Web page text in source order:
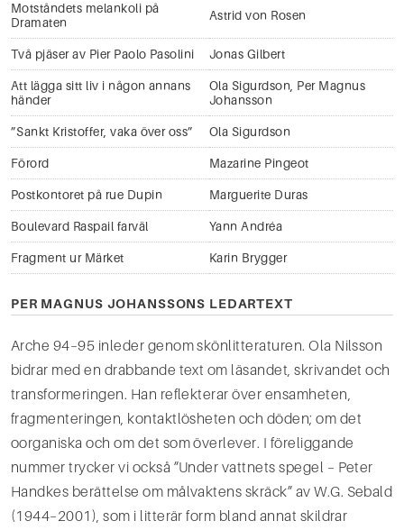
Motståndets melankoli på
Dramaten
Astrid von Rosen
Två pjäser av Pier Paolo Pasolini Jonas Gilbert
Att lägga sitt liv i någon annans
händer
Ola Sigurdson, Per Magnus
Johansson
”Sankt Kristoffer, vaka över oss” Ola Sigurdson
Förord Mazarine Pingeot
Postkontoret på rue Dupin Marguerite Duras
Boulevard Raspail farväl Yann Andréa
Fragment ur Märket Karin Brygger
PER MAGNUS JOHANSSONS LEDARTEXT
Arche 94–95 inleder genom skönlitteraturen. Ola Nilsson
bidrar med en drabbande text om läsandet, skrivandet och
transformeringen. Han reflekterar över ensamheten,
fragmenteringen, kontaktlösheten och döden; om det
oorganiska och om det som överlever. I föreliggande
nummer trycker vi också ”Under vattnets spegel – Peter
Handkes berättelse om målvaktens skräck” av W.G. Sebald
(1944–2001), som i litterär form bland annat skildrar